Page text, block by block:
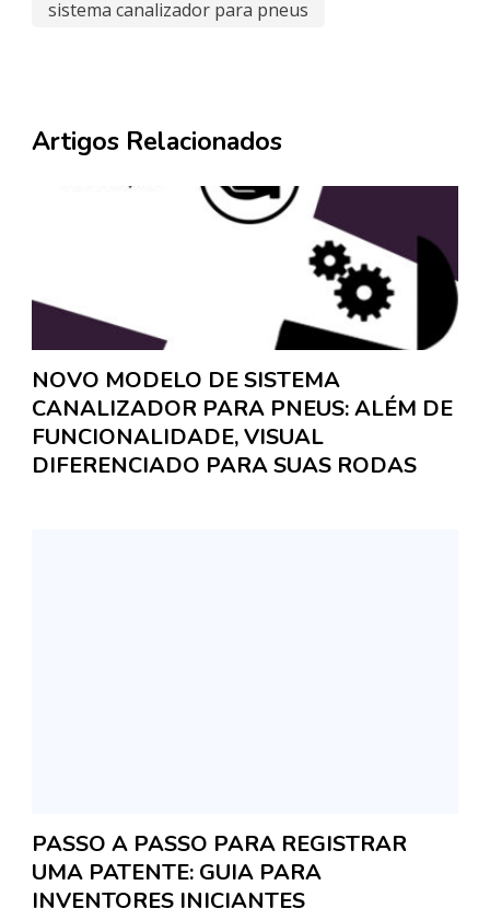
sistema canalizador para pneus
Artigos Relacionados
NOVO MODELO DE SISTEMA
CANALIZADOR PARA PNEUS: ALÉM DE
FUNCIONALIDADE, VISUAL
DIFERENCIADO PARA SUAS RODAS
PASSO A PASSO PARA REGISTRAR
UMA PATENTE: GUIA PARA
INVENTORES INICIANTES